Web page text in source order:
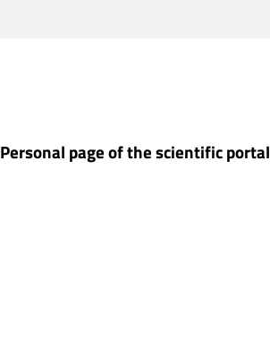
Personal page of the scientific portal